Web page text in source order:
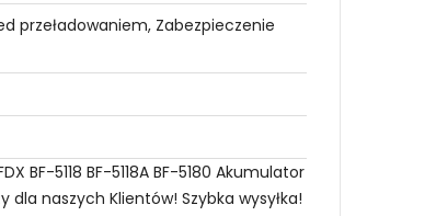
przeładowaniem, Zabezpieczenie
BF-5118 BF-5118A BF-5180 Akumulator
naszych Klientów! Szybka wysyłka!